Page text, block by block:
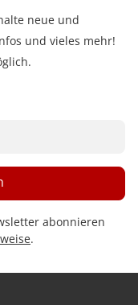
neue und
und vieles mehr!
abonnieren
.